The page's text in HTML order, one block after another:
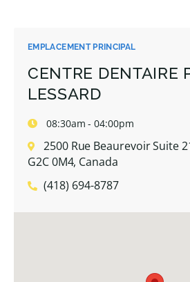
EMPLACEMENT PRINCIPAL
CENTRE DENTAIRE
LESSARD
08:30am - 04:00pm
2500 Rue Beaurevoir Suite
G2C 0M4, Canada
(418) 694-8787